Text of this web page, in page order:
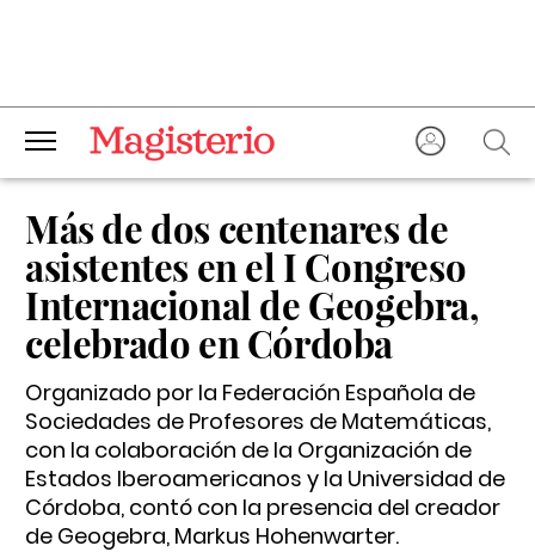
Más de dos centenares de
asistentes en el I Congreso
Internacional de Geogebra,
celebrado en Córdoba
Organizado por la Federación Española de
Sociedades de Profesores de Matemáticas,
con la colaboración de la Organización de
Estados Iberoamericanos y la Universidad de
Córdoba, contó con la presencia del creador
de Geogebra, Markus Hohenwarter.